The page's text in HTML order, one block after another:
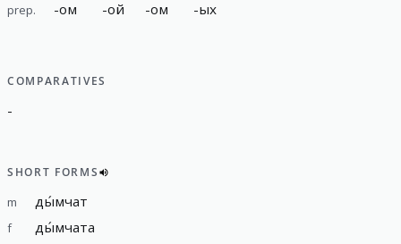
prep. -ом -ой -ом -ых
COMPARATIVES
-
SHORT FORMS
m ды́мчат
f ды́мчата